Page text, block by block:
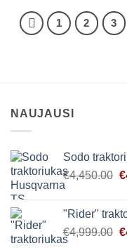
1 2 3
NAUJAUSI
Sodo
€4,450.00 €
"Rider"
€4,999.00 €